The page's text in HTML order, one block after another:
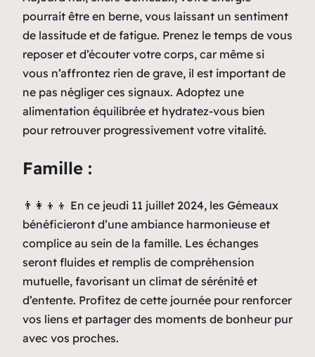
pourrait être en berne, vous laissant un sentiment
de lassitude et de fatigue. Prenez le temps de vous
reposer et d’écouter votre corps, car même si
vous n’affrontez rien de grave, il est important de
ne pas négliger ces signaux. Adoptez une
alimentation équilibrée et hydratez-vous bien
pour retrouver progressivement votre vitalité.
Famille :
👨‍👩‍👦‍👦 En ce jeudi 11 juillet 2024, les Gémeaux
bénéficieront d’une ambiance harmonieuse et
complice au sein de la famille. Les échanges
seront fluides et remplis de compréhension
mutuelle, favorisant un climat de sérénité et
d’entente. Profitez de cette journée pour renforcer
vos liens et partager des moments de bonheur pur
avec vos proches.